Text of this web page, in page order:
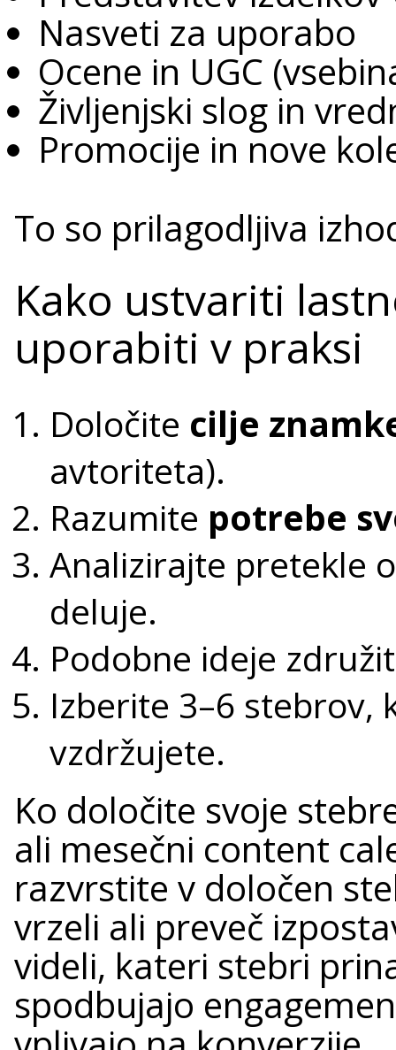
Nasveti za uporabo
Ocene in UGC
Življenjski slog in
Promocije in nove
To so prilagodljiva
Kako ustvariti
uporabiti v praksi
Določite cilje
avtoriteta).
Razumite potrebe
Analizirajte pretekle
deluje.
Podobne ideje
Izberite 3–6 stebrov,
vzdržujete.
Ko določite svoje
ali mesečni content
razvrstite v določen
vrzeli ali preveč
videli, kateri stebri
spodbujajo